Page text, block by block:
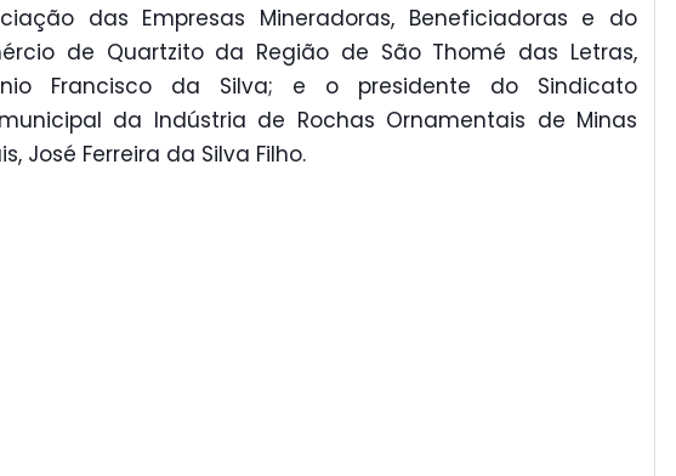
das Empresas Mineradoras, Beneficiadoras e do
de Quartzito da Região de São Thomé das Letras,
Francisco da Silva; e o presidente do Sindicato
da Indústria de Rochas Ornamentais de Minas
José Ferreira da Silva Filho.